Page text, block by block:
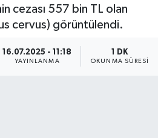
cezası 557 bin TL olan
cervus) görüntülendi.
16.07.2025 - 11:18
YAYINLANMA
1 DK
OKUNMA SÜRESI